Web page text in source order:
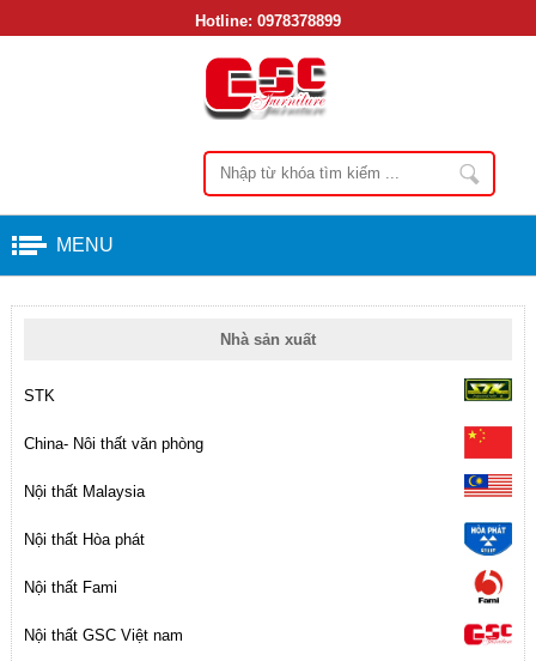
Hotline: 0978378899
MENU
Nhà sản xuất
STK
China- Nôi thất văn phòng
Nội thất Malaysia
Nội thất Hòa phát
Nội thất Fami
Nội thất GSC Việt nam